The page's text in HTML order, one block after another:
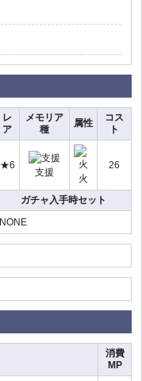
レ
ア
メモリア
種
属性
コス
ト
★6
支援
火
26
ガチャ入手時セット
NONE
消費
MP